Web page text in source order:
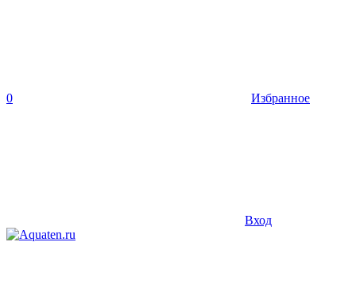
0 Избранное
Вход